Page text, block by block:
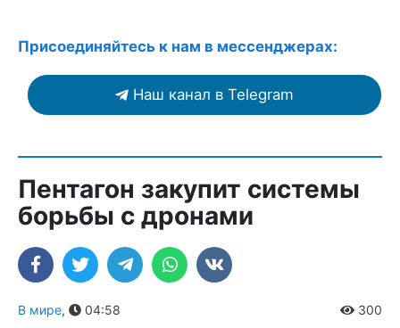
Присоединяйтесь к нам в мессенджерах:
Наш канал в Telegram
Пентагон закупит системы
борьбы с дронами
В мире, 04:58 300